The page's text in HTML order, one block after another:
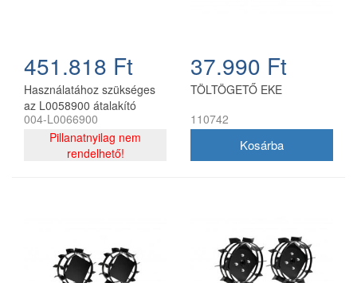
451.818 Ft
Használatához szükséges
az L0058900 átalakító
készlet.
004-L0066900
Pillanatnyilag nem
rendelhető!
37.990 Ft
TÖLTÖGETŐ EKE
110742